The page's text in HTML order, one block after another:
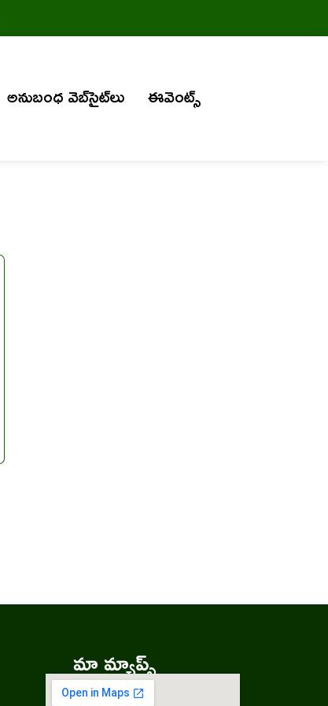
అనుబంధ వెబ్‌సైట్‌లు
ఈవెంట్స్
మా మ్యాప్స్